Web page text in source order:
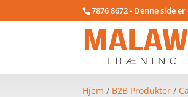
7876 8672 - Denne side
Hjem / B2B Produkter /